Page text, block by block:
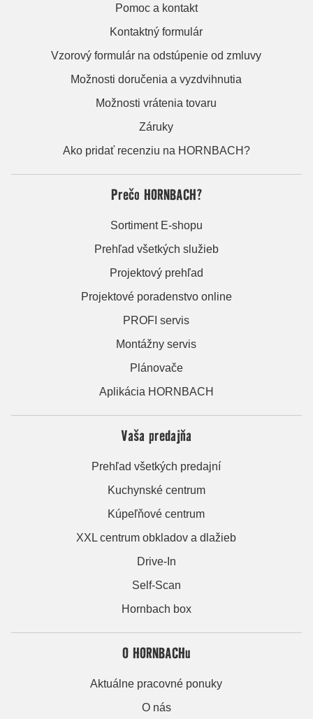
Pomoc a kontakt
Kontaktný formulár
Vzorový formulár na odstúpenie od zmluvy
Možnosti doručenia a vyzdvihnutia
Možnosti vrátenia tovaru
Záruky
Ako pridať recenziu na HORNBACH?
Prečo HORNBACH?
Sortiment E-shopu
Prehľad všetkých služieb
Projektový prehľad
Projektové poradenstvo online
PROFI servis
Montážny servis
Plánovače
Aplikácia HORNBACH
Vaša predajňa
Prehľad všetkých predajní
Kuchynské centrum
Kúpeľňové centrum
XXL centrum obkladov a dlažieb
Drive-In
Self-Scan
Hornbach box
O HORNBACHu
Aktuálne pracovné ponuky
O nás